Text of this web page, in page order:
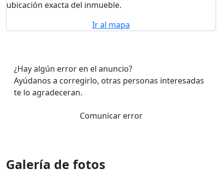
ubicación exacta del inmueble.
Ir al mapa
¿Hay algún error en el anuncio?
Ayúdanos a corregirlo, otras personas interesadas
te lo agradeceran.
Comunicar error
Galería de fotos